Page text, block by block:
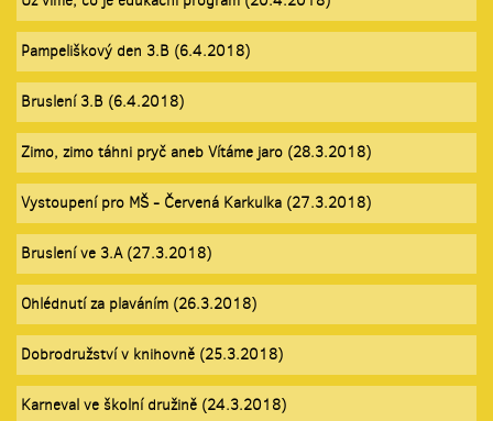
Pampeliškový den 3.B (6.4.2018)
Bruslení 3.B (6.4.2018)
Zimo, zimo táhni pryč aneb Vítáme jaro (28.3.2018)
Vystoupení pro MŠ - Červená Karkulka (27.3.2018)
Bruslení ve 3.A (27.3.2018)
Ohlédnutí za plaváním (26.3.2018)
Dobrodružství v knihovně (25.3.2018)
Karneval ve školní družině (24.3.2018)